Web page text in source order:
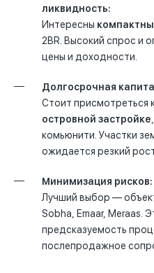
ликвидность:
Интересны
2BR. Высокий спрос и
цены и доходности.
Долгосрочная
Стоит присмотреться
островной застройке
комьюнити. Участки
ожидается резкий
Минимизация рисков:
Лучший выбор —
Sobha, Emaar, Meraas.
предсказуемость
послепродажное